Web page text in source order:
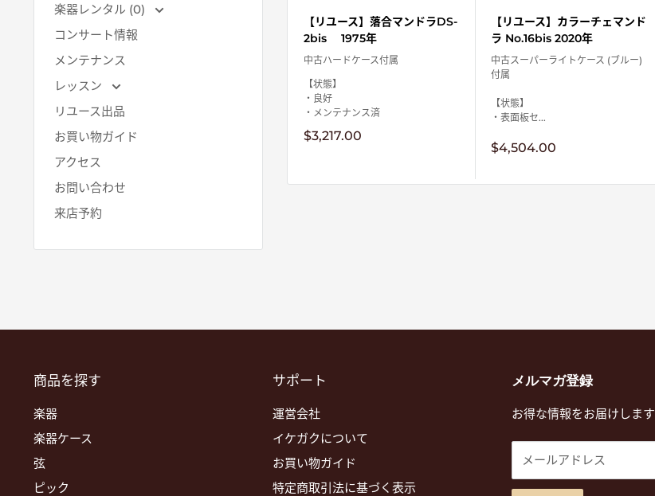
楽器レンタル (0)
コンサート情報
メンテナンス
レッスン
リユース出品
お買い物ガイド
アクセス
お問い合わせ
来店予約
【リユース】落合マンドラDS-
2bis 1975年
中古ハードケース付属
【状態】
・良好
・メンテナンス済
販
$3,217.00
【リユース】カラーチェマンド
ラ No.16bis 2020年
中古スーパーライトケース (ブルー)
付属
【状態】
・表面板セ...
販
格
$4,504.00
商品を探す
楽器
楽器ケース
弦
ピック
サポート
運営会社
イケガクについて
お買い物ガイド
特定商取引法に基づく表示
メルマガ登録
お得な情報をお届けします
メールアドレス